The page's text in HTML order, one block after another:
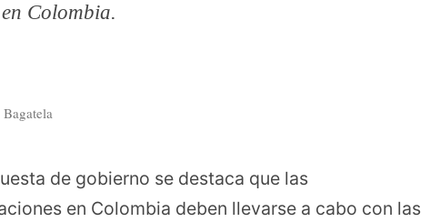
Colombia.
de gobierno se destaca que las
en Colombia deben llevarse a cabo con las